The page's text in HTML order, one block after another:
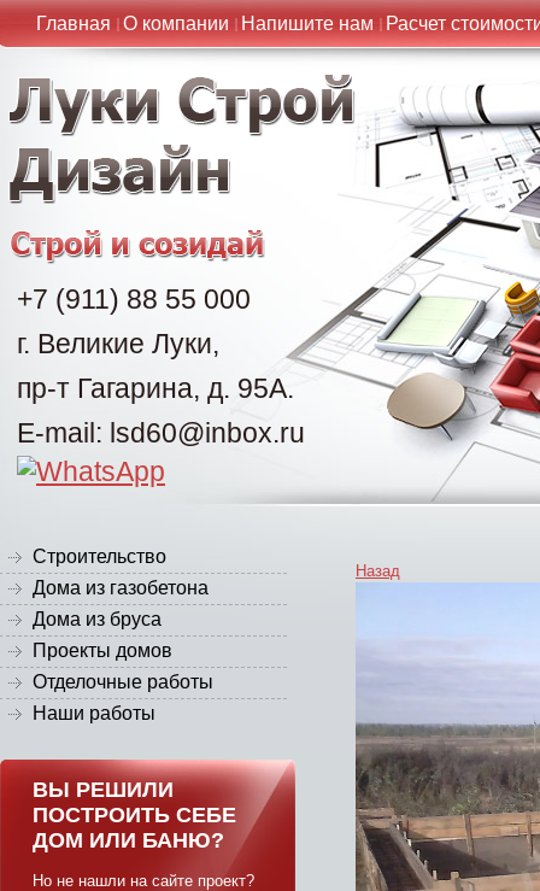
Главная О компании Напишите нам Расчет
+7 (911) 88 55 000
г. Великие Луки,
пр-т Гагарина, д. 95А.
E-mail: lsd60@inbox.ru
Строительство
Дома из газобетона
Дома из бруса
Проекты домов
Отделочные работы
Наши работы
ВЫ РЕШИЛИ
ПОСТРОИТЬ СЕБЕ
ДОМ ИЛИ БАНЮ?
Но не нашли на сайте проект?
Назад